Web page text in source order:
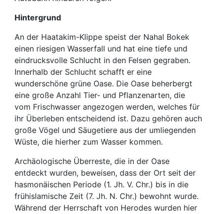
Hintergrund
An der Haatakim-Klippe speist der Nahal Bokek
einen riesigen Wasserfall und hat eine tiefe und
eindrucksvolle Schlucht in den Felsen gegraben.
Innerhalb der Schlucht schafft er eine
wunderschöne grüne Oase. Die Oase beherbergt
eine große Anzahl Tier- und Pflanzenarten, die
vom Frischwasser angezogen werden, welches für
ihr Überleben entscheidend ist. Dazu gehören auch
große Vögel und Säugetiere aus der umliegenden
Wüste, die hierher zum Wasser kommen.
Archäologische Überreste, die in der Oase
entdeckt wurden, beweisen, dass der Ort seit der
hasmonäischen Periode (1. Jh. V. Chr.) bis in die
frühislamische Zeit (7. Jh. N. Chr.) bewohnt wurde.
Während der Herrschaft von Herodes wurden hier